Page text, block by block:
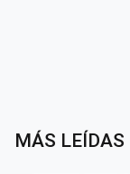
MÁS LEÍDAS